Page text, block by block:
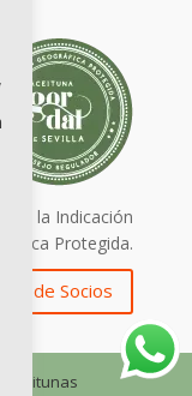
de la Indicación
Protegida.
Zona de Socios
Aceitunas